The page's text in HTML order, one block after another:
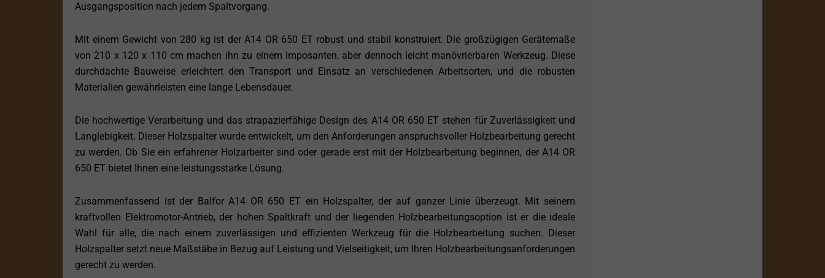
Ausgangsposition nach jedem Spaltvorgang.
Mit einem Gewicht von 280 kg ist der A14 OR 650 ET robust und stabil konstruiert. Die großzügigen Gerätemaße
von 210 x 120 x 110 cm machen ihn zu einem imposanten, aber dennoch leicht manövrierbaren Werkzeug. Diese
durchdachte Bauweise erleichtert den Transport und Einsatz an verschiedenen Arbeitsorten, und die robusten
Materialien gewährleisten eine lange Lebensdauer.
Die hochwertige Verarbeitung und das strapazierfähige Design des A14 OR 650 ET stehen für Zuverlässigkeit und
Langlebigkeit. Dieser Holzspalter wurde entwickelt, um den Anforderungen anspruchsvoller Holzbearbeitung gerecht
zu werden. Ob Sie ein erfahrener Holzarbeiter sind oder gerade erst mit der Holzbearbeitung beginnen, der A14 OR
650 ET bietet Ihnen eine leistungsstarke Lösung.
Zusammenfassend ist der Balfor A14 OR 650 ET ein Holzspalter, der auf ganzer Linie überzeugt. Mit seinem
kraftvollen Elektromotor-Antrieb, der hohen Spaltkraft und der liegenden Holzbearbeitungsoption ist er die ideale
Wahl für alle, die nach einem zuverlässigen und effizienten Werkzeug für die Holzbearbeitung suchen. Dieser
Holzspalter setzt neue Maßstäbe in Bezug auf Leistung und Vielseitigkeit, um Ihren Holzbearbeitungsanforderungen
gerecht zu werden.